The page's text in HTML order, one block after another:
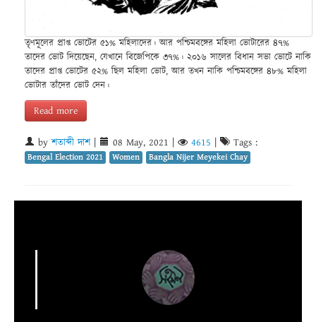
তৃণমূলের প্রাপ্ত ভোটের ৫১% মহিলাদের। আর পশ্চিমবঙ্গের মহিলা ভোটারের ৪৭%
তাদের ভোট দিয়েছেন, যেখানে বিজেপিকে ৩৭%। ২০১৬ সালের বিধান সভা ভোটে নাকি
তাদের প্রাপ্ত ভোটের ৫২% ছিল মহিলা ভোট, আর তখন নাকি পশ্চিমবঙ্গের ৪৮% মহিলা
ভোটার তাঁদের ভোট দেন।
Read more
byশতাব্দী দাশ| 08 May, 2021 | 4615 | Tags :
Bengal Election 2021 Women Bangla Nijer Meyekei Chay